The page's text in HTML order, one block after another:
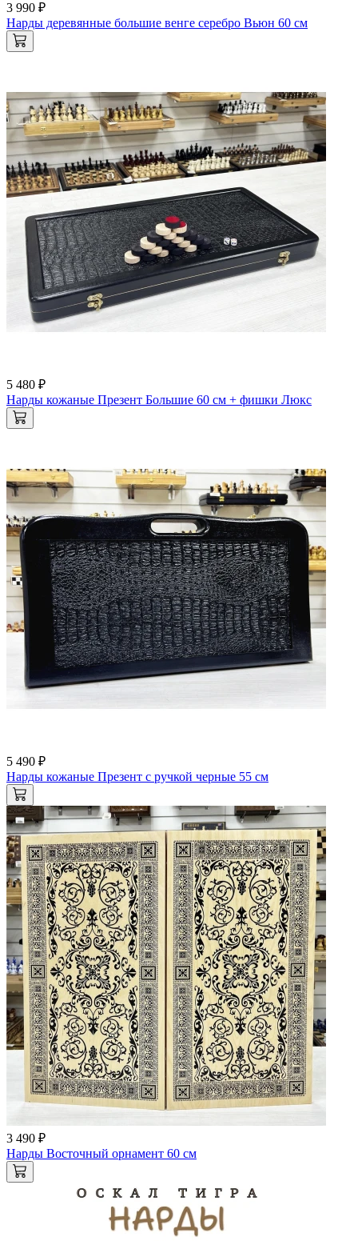
3 990 ₽
Нарды деревянные большие венге серебро Вьюн 60 см
5 480 ₽
Нарды кожаные Презент Большие 60 см + фишки Люкс
5 490 ₽
Нарды кожаные Презент с ручкой черные 55 см
3 490 ₽
Нарды Восточный орнамент 60 см